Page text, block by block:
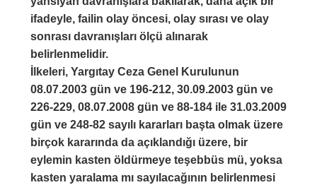
ifadeyle, failin olay öncesi, olay sırası ve olay
sonrası davranışları ölçü alınarak
belirlenmelidir.
İlkeleri, Yargıtay Ceza Genel Kurulunun
08.07.2003 gün ve 196-212, 30.09.2003 gün ve
226-229, 08.07.2008 gün ve 88-184 ile 31.03.2009
gün ve 248-82 sayılı kararları başta olmak üzere
birçok kararında da açıklandığı üzere, bir
eylemin kasten öldürmeye teşebbüs mü, yoksa
kasten yaralama mı sayılacağının belirlenmesi